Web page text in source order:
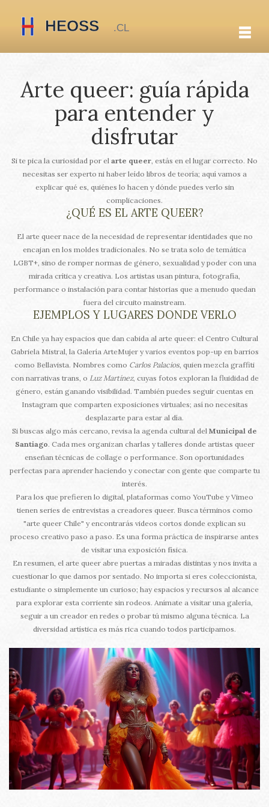
Arte queer: guía rápida
para entender y
disfrutar
Si te pica la curiosidad por el arte queer, estás en el lugar correcto. No
necesitas ser experto ni haber leído libros de teoría; aquí vamos a
explicar qué es, quiénes lo hacen y dónde puedes verlo sin
complicaciones.
¿QUÉ ES EL ARTE QUEER?
El arte queer nace de la necesidad de representar identidades que no
encajan en los moldes tradicionales. No se trata solo de temática
LGBT+, sino de romper normas de género, sexualidad y poder con una
mirada crítica y creativa. Los artistas usan pintura, fotografía,
performance o instalación para contar historias que a menudo quedan
fuera del circuito mainstream.
EJEMPLOS Y LUGARES DONDE VERLO
En Chile ya hay espacios que dan cabida al arte queer: el Centro Cultural
Gabriela Mistral, la Galería ArteMujer y varios eventos pop-up en barrios
como Bellavista. Nombres como Carlos Palacios, quien mezcla graffiti
con narrativas trans, o Luz Martínez, cuyas fotos exploran la fluididad de
género, están ganando visibilidad. También puedes seguir cuentas en
Instagram que comparten exposiciones virtuales; así no necesitas
desplazarte para estar al día.
Si buscas algo más cercano, revisa la agenda cultural del Municipal de
Santiago. Cada mes organizan charlas y talleres donde artistas queer
enseñan técnicas de collage o performance. Son oportunidades
perfectas para aprender haciendo y conectar con gente que comparte tu
interés.
Para los que prefieren lo digital, plataformas como YouTube y Vimeo
tienen series de entrevistas a creadores queer. Busca términos como
"arte queer Chile" y encontrarás videos cortos donde explican su
proceso creativo paso a paso. Es una forma práctica de inspirarse antes
de visitar una exposición física.
En resumen, el arte queer abre puertas a miradas distintas y nos invita a
cuestionar lo que damos por sentado. No importa si eres coleccionista,
estudiante o simplemente un curioso; hay espacios y recursos al alcance
para explorar esta corriente sin rodeos. Anímate a visitar una galería,
seguir a un creador en redes o probar tú mismo alguna técnica. La
diversidad artística es más rica cuando todos participamos.